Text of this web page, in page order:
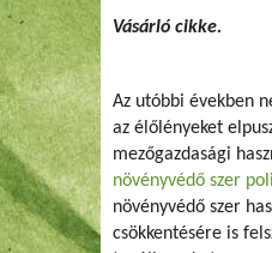
Vásárló cikke.
Az utóbbi években
az élőlényeket
mezőgazdasági
növényvédő szer
növényvédő szer
csökkentésére is